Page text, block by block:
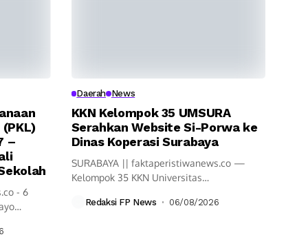
–
- 6
Daerah News
KKN Kelompok 35 UMSURA
Serahkan Website Si-Porwa ke
Dinas Koperasi Surabaya
SURABAYA || faktaperistiwanews.co —
Kelompok 35 KKN Universitas
merilis...
Redaksi FP News 06/08/2026